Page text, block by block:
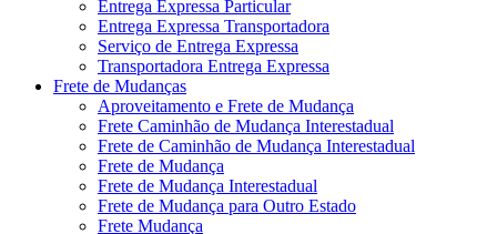
Entrega Expressa Particular
Entrega Expressa Transportadora
Serviço de Entrega Expressa
Transportadora Entrega Expressa
Frete de Mudanças
Aproveitamento e Frete de Mudança
Frete Caminhão de Mudança Interestadual
Frete de Caminhão de Mudança Interestadual
Frete de Mudança
Frete de Mudança Interestadual
Frete de Mudança para Outro Estado
Frete Mudança